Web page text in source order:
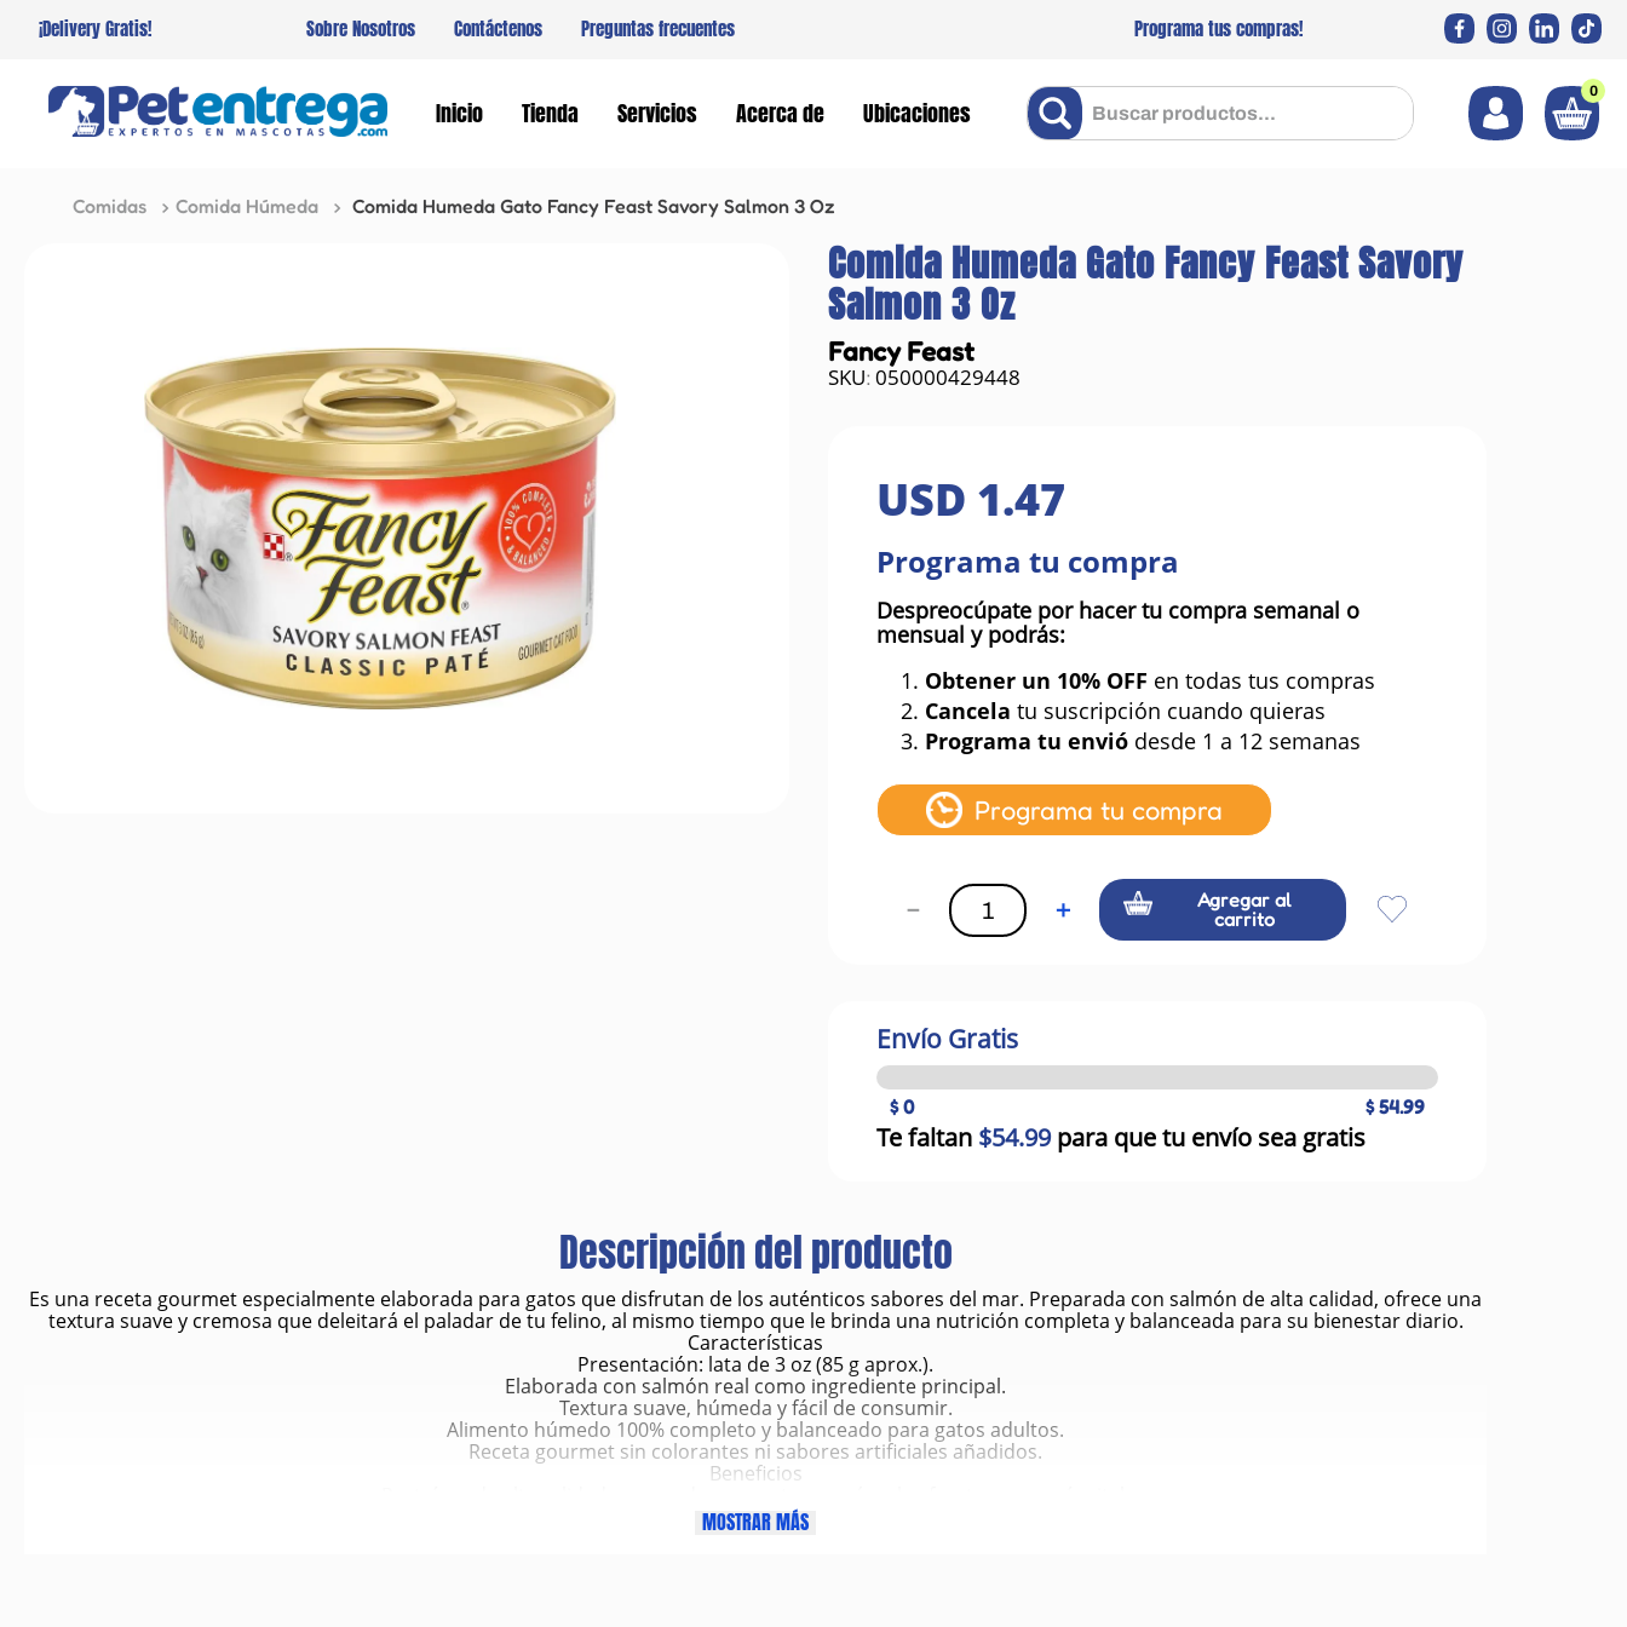
¡Delivery Gratis! Sobre Nosotros Contáctenos Preguntas frecuentes Programa tus compras!
Inicio Tienda Servicios Acerca de Ubicaciones
Buscar productos... 0
Comidas Comida Húmeda Comida Humeda Gato Fancy Feast Savory Salmon 3 Oz
Comida Humeda Gato Fancy Feast Savory
Salmon 3 Oz
Fancy Feast
:050000429448
USD 1.47
Programa tu compra
Despreocúpate por hacer tu compra semanal o
mensual y podrás:
1. Obtener un 10% OFF en todas tus compras
2. Cancela tu suscripción cuando quieras
3. Programa tu envió desde 1 a 12 semanas
Programa tu compra
＋
－
Agregar al
carrito
Envío Gratis
$ 0 $ 54.99
Te faltan $54.99para que tu envío sea gratis
Descripción del producto
Es una receta gourmet especialmente elaborada para gatos que disfrutan de los auténticos sabores del mar. Preparada con salmón de alta calidad, ofrece una
textura suave y cremosa que deleitará el paladar de tu felino, al mismo tiempo que le brinda una nutrición completa y balanceada para su bienestar diario.
Características
Presentación: lata de 3 oz (85 g aprox.).
Elaborada con salmón real como ingrediente principal.
Textura suave, húmeda y fácil de consumir.
Alimento húmedo 100% completo y balanceado para gatos adultos.
Receta gourmet sin colorantes ni sabores artificiales añadidos.
Beneficios
Ácidos grasos Omega 3 y 6, que favorecen una piel sana y un pelaje brillante.
Nutrición completa y equilibrada, ideal para el consumo diario.
MOSTRAR MÁS